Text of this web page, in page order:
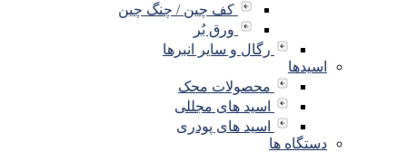
کف چین / چنگ چین
ورق بُر
رگال و سایر انبرها
اسیدها
محصولات محک
اسید های مجللی
اسید های پودری
دستگاه ها